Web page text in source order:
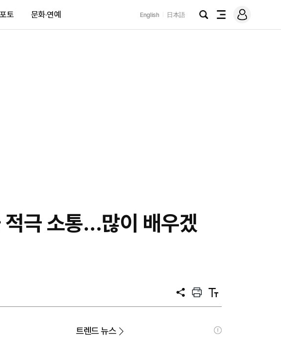
포토 문화·연예 English 日本語
검
전
메
그
적극 소통…많이 배우겠
공
프
트
텍
트
트렌드 뉴스